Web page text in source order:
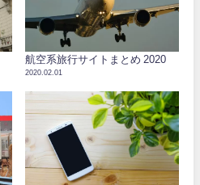
航空系旅行サイトまとめ 2020
2020.02.01